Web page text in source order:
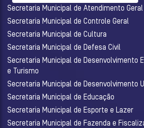
Secretaria Municipal de Atendimento Geral
Secretaria Municipal de Controle Geral
Secretaria Municipal de Cultura
Secretaria Municipal de Defesa Civil
Secretaria Municipal de Desenvolvimento
e Turismo
Secretaria Municipal de Desenvolvimento
Secretaria Municipal de Educação
Secretaria Municipal de Esporte e Lazer
Secretaria Municipal de Fazenda e